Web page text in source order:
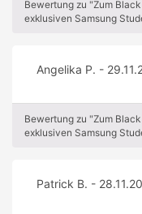
Bewertung zu "Zum
exklusiven Samsung
Angelika P. -
Bewertung zu "Zum
exklusiven Samsung
Patrick B. -